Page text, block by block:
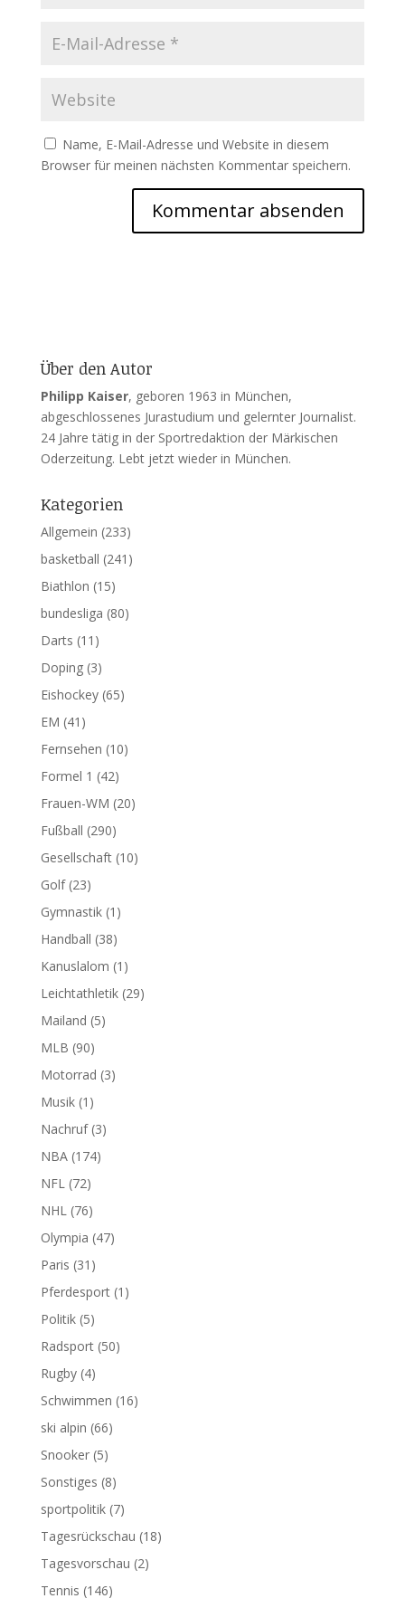
Name, E-Mail-Adresse und Website in diesem
Browser für meinen nächsten Kommentar speichern.
Über den Autor
Philipp Kaiser, geboren 1963 in München,
abgeschlossenes Jurastudium und gelernter Journalist.
24 Jahre tätig in der Sportredaktion der Märkischen
Oderzeitung. Lebt jetzt wieder in München.
Kategorien
Allgemein (233)
basketball (241)
Biathlon (15)
bundesliga (80)
Darts (11)
Doping(3)
Eishockey(65)
EM (41)
Fernsehen (10)
Formel 1 (42)
Frauen-WM (20)
Fußball (290)
Gesellschaft(10)
Golf(23)
Gymnastik(1)
Handball (38)
Kanuslalom (1)
Leichtathletik(29)
Mailand (5)
MLB (90)
Motorrad (3)
Musik(1)
Nachruf(3)
NBA(174)
NFL(72)
NHL(76)
Olympia (47)
Paris (31)
Pferdesport(1)
Politik(5)
Radsport(50)
Rugby(4)
Schwimmen (16)
ski alpin (66)
Snooker(5)
Sonstiges (8)
sportpolitik(7)
Tagesrückschau (18)
Tagesvorschau (2)
Tennis (146)